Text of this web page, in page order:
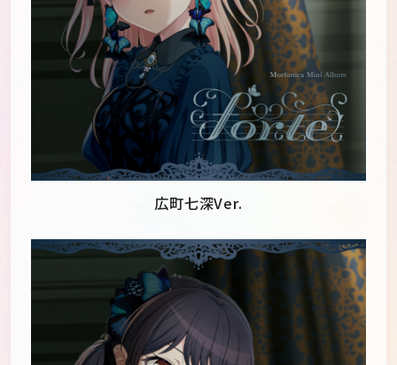
広町七深Ver.